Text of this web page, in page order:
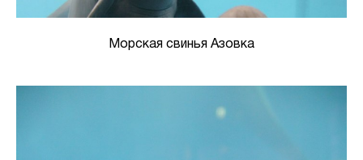
Морская свинья Азовка